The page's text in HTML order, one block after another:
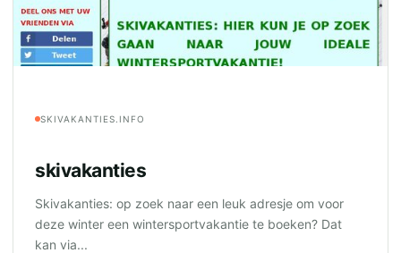
SKIVAKANTIES.INFO
skivakanties
Skivakanties: op zoek naar een leuk adresje om voor
deze winter een wintersportvakantie te boeken? Dat
kan via...